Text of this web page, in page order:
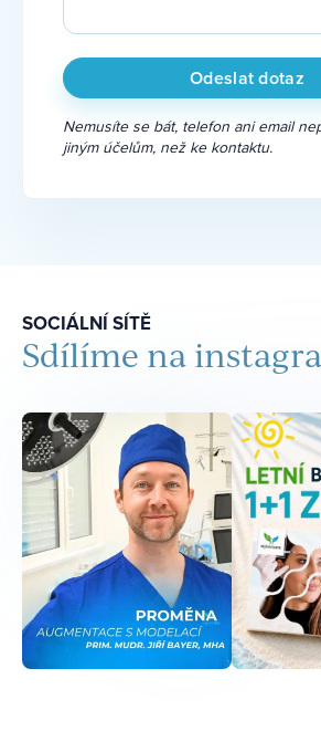
Nemusíte se bát, telefon ani email
jiným účelům, než ke kontaktu.
SOCIÁLNÍ SÍTĚ
Sdílíme na